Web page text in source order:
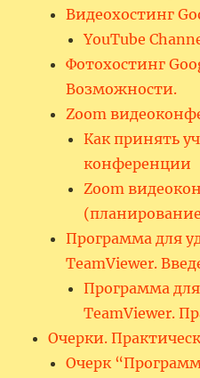
Видеохостинг
YouTube
Фотохостинг
Возможности.
Zoom
Как принять
конференции
Zoom
Программа для
TeamViewer.
Программа
TeamViewer.
Очерки.
Очерк